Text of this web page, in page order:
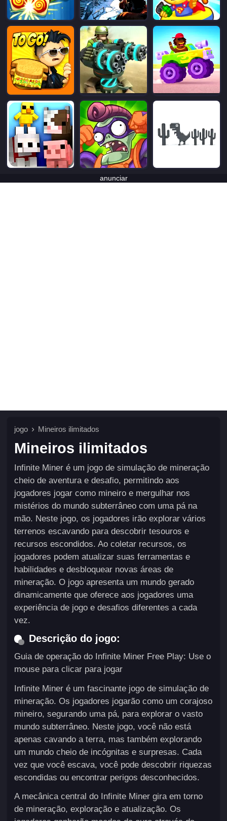
anunciar
jogo Mineiros ilimitados
Mineiros ilimitados
Infinite Miner é um jogo de simulação de mineração
cheio de aventura e desafio, permitindo aos
jogadores jogar como mineiro e mergulhar nos
mistérios do mundo subterrâneo com uma pá na
mão. Neste jogo, os jogadores irão explorar vários
terrenos escavando para descobrir tesouros e
recursos escondidos. Ao coletar recursos, os
jogadores podem atualizar suas ferramentas e
habilidades e desbloquear novas áreas de
mineração. O jogo apresenta um mundo gerado
dinamicamente que oferece aos jogadores uma
experiência de jogo e desafios diferentes a cada
vez.
Descrição do jogo:
Guia de operação do Infinite Miner Free Play: Use o
mouse para clicar para jogar
Infinite Miner é um fascinante jogo de simulação de
mineração. Os jogadores jogarão como um corajoso
mineiro, segurando uma pá, para explorar o vasto
mundo subterrâneo. Neste jogo, você não está
apenas cavando a terra, mas também explorando
um mundo cheio de incógnitas e surpresas. Cada
vez que você escava, você pode descobrir riquezas
escondidas ou encontrar perigos desconhecidos.
A mecânica central do Infinite Miner gira em torno
de mineração, exploração e atualização. Os